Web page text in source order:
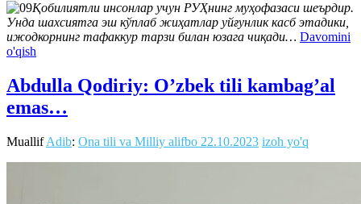
Қобилиятли инсонлар учун РУҲнинг муҳофазаси шеърдир.
Унда шахсиятга эш кўплаб жиҳатлар уйғунлик касб этадики,
ижодкорнинг тафаккур тарзи билан юзага чиқади… Davomini
o'qish
Abdulla Qodiriy: O’zbek tili kambag’al
emas…
MuallifAdib: Ona tili va Milliy alifbo 22.10.2023 izoh yo'q